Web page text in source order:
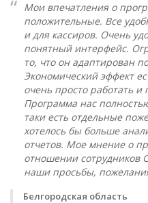
Мои впечатления о
положительные. Все
и для кассиров. Очень
понятный интерфейс.
то, что он адаптирован
Экономический эффект
очень просто работать и
Программа нас
таки есть отдельные
хотелось бы больше
отчетов. Мое мнение о
отношении сотрудников
наши просьбы,
Белгородская область